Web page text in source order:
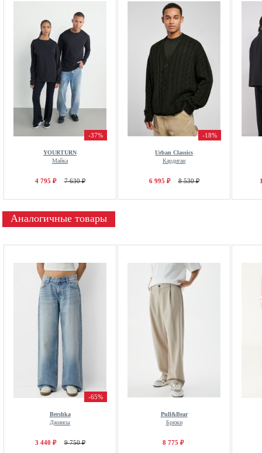
-37%
YOURTURN
Майка
4 795 ₽ 7 630 ₽
-18%
Urban Classics
Кардиган
6 995 ₽ 8 530 ₽
Аналогичные товары
-65%
Bershka
Джинсы
3 440 ₽ 9 750 ₽
Pull&Bear
Брюки
8 775 ₽